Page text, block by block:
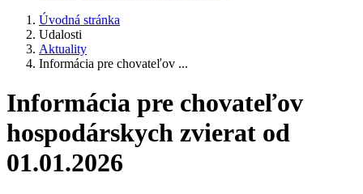
Úvodná stránka
Udalosti
Aktuality
Informácia pre chovateľov ...
Informácia pre chovateľov
hospodárskych zvierat od
01.01.2026